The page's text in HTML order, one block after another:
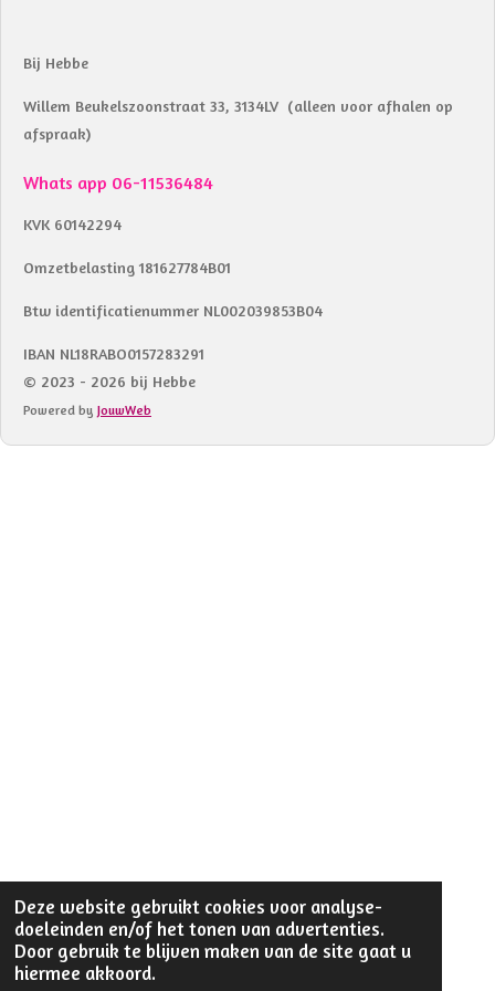
Deze website gebruikt cookies voor analyse-
doeleinden en/of het tonen van advertenties.
Door gebruik te blijven maken van de site gaat u
hiermee akkoord.
Bij Hebbe
Willem Beukelszoonstraat 33, 3134LV (alleen voor afhalen op
afspraak)
Whats app 06-11536484
KVK 60142294
Omzetbelasting 181627784B01
Btw identificatienummer NL002039853B04
IBAN NL18RABO0157283291
© 2023 - 2026 bij Hebbe
Powered by JouwWeb